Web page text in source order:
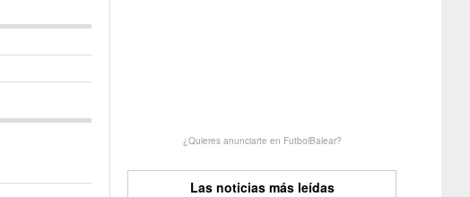
¿Quieres anunciarte en FutbolBalear?
Las noticias más leídas